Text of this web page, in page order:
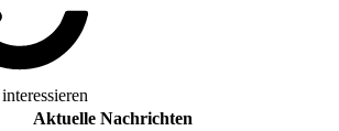
Aktuelle Nachrichten